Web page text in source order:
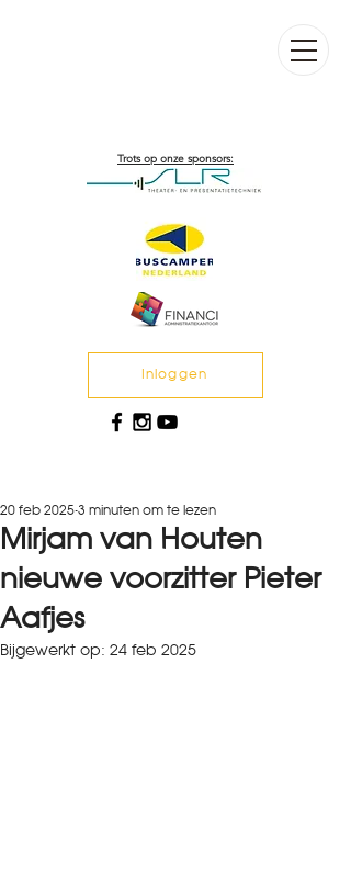
Inloggen
Trots op onze sponsors:
Mirjam van Houten
nieuwe voorzitter Pieter
Aafjes
20 feb 2025 3 minuten om te lezen
Bijgewerkt op: 24 feb 2025